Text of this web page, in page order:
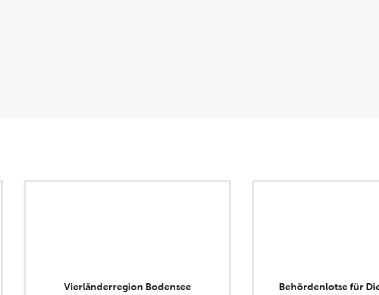
Vierländerregion Bodensee
Behördenlotse für